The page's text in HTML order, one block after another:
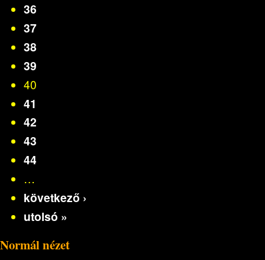
36
37
38
39
40
41
42
43
44
…
következő ›
utolsó »
Normál nézet